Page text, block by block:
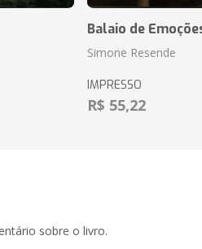
Balaio de
Simone Resende
IMPRESSO
R$ 55,22
sobre o livro.